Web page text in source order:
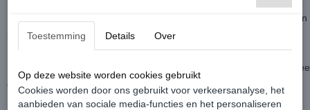
Het enige schaalmodel van de Caddy MK2 in 1:43 en helaas
in een grotere schaal of in de Europese versie gemaakt.
De Caddy is op de kleinste details nagemaakt en word geleverd in
cadeau verpakking.
Toestemming Details Over
Op deze website worden cookies gebruikt
Cookies worden door ons gebruikt voor verkeersanalyse, het
aanbieden van sociale media-functies en het personaliseren